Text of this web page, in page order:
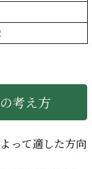
考え方
って適した方向